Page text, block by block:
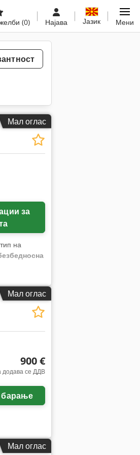
(0) Најава Јазик Мени
Мал оглас
на
Мал оглас
900 €
додава се ДДВ
барање
Мал оглас